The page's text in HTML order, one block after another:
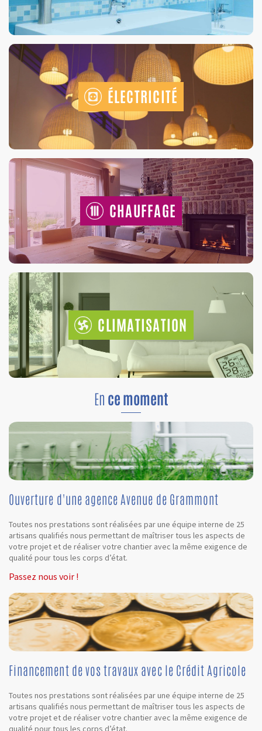
ÉLECTRICITÉ
CHAUFFAGE
CLIMATISATION
En ce moment
Ouverture d'une agence Avenue de Grammont
Toutes nos prestations sont réalisées par une équipe interne de 25
artisans qualifiés nous permettant de maîtriser tous les aspects de
votre projet et de réaliser votre chantier avec la même exigence de
qualité pour tous les corps d’état.
Passez nous voir !
Financement de vos travaux avec le Crédit Agricole
Toutes nos prestations sont réalisées par une équipe interne de 25
artisans qualifiés nous permettant de maîtriser tous les aspects de
votre projet et de réaliser votre chantier avec la même exigence de
qualité pour tous les corps d’état.